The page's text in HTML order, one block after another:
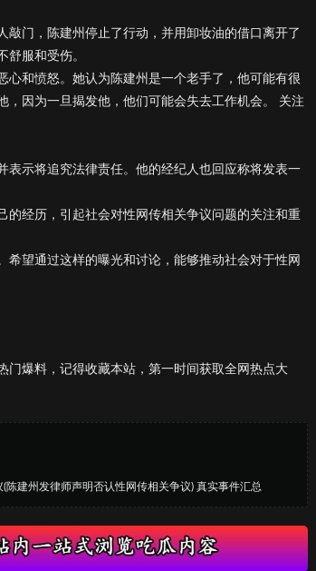
门，陈建州停止了行动，并用卸妆油的借口离开了
舒服和受伤。
心和愤怒。她认为陈建州是一个老手了，他可能有很
因为一旦揭发他，他们可能会失去工作机会。 关注
表示将追究法律责任。他的经纪人也回应称将发表一
的经历，引起社会对性网传相关争议问题的关注和重
望通过这样的曝光和讨论，能够推动社会对于性网
门爆料，记得收藏本站，第一时间获取全网热点大
建州发律师声明否认性网传相关争议) 真实事件汇总